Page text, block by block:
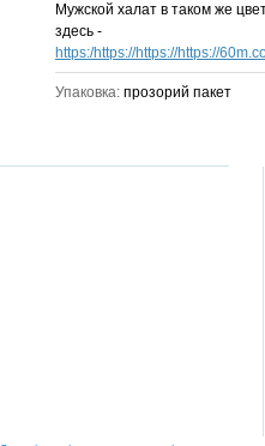
Мужской халат в таком же
здесь -
https:/https://https://https://
Упаковка: прозорий пакет